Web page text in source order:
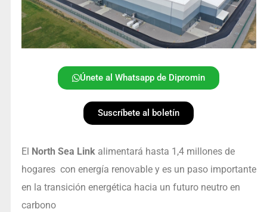
Únete al Whatsapp de Dipromin
Suscríbete al boletín
El North Sea Linkalimentará hasta 1,4 millones de
hogares con energía renovable y es un paso importante
en la transición energética hacia un futuro neutro en
carbono